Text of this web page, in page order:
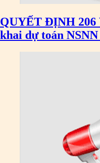
QUYẾT ĐỊNH 206
khai dự toán NSNN